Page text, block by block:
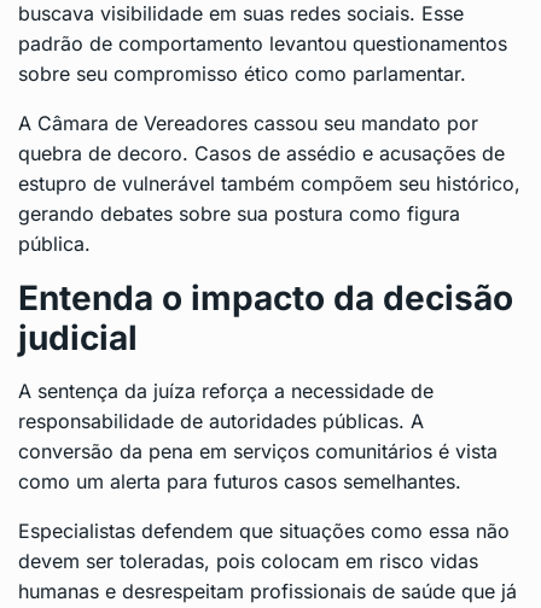
buscava visibilidade em suas redes sociais. Esse
padrão de comportamento levantou questionamentos
sobre seu compromisso ético como parlamentar.
A Câmara de Vereadores cassou seu mandato por
quebra de decoro. Casos de assédio e acusações de
estupro de vulnerável também compõem seu histórico,
gerando debates sobre sua postura como figura
pública.
Entenda o impacto da decisão
judicial
A sentença da juíza reforça a necessidade de
responsabilidade de autoridades públicas. A
conversão da pena em serviços comunitários é vista
como um alerta para futuros casos semelhantes.
Especialistas defendem que situações como essa não
devem ser toleradas, pois colocam em risco vidas
humanas e desrespeitam profissionais de saúde que já